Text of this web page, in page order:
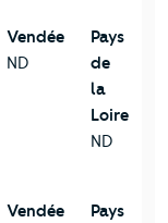
Vendée
ND
Pays
de
la
Loire
ND
Vendée
Pays